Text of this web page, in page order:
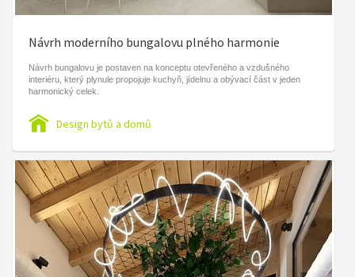
Návrh moderního bungalovu plného harmonie
Návrh bungalovu je postaven na konceptu otevřeného a vzdušného
interiéru, který plynule propojuje kuchyň, jídelnu a obývací část v jeden
harmonický celek.
Design bytů a domů